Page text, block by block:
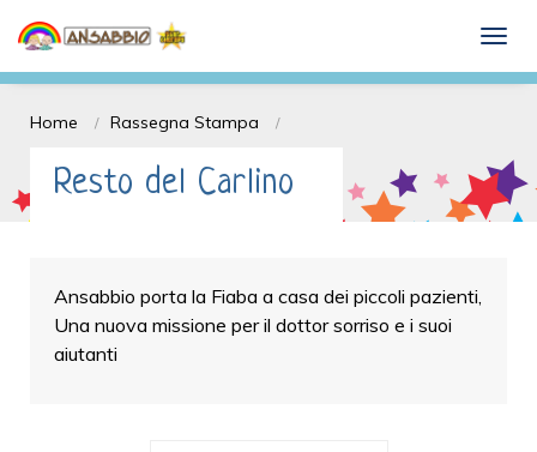
Dona il 5 x mille e Sostieni l'ANSABBIO
onlus
Home Rassegna Stampa
Resto del Carlino
Ansabbio porta la Fiaba a casa dei piccoli pazienti,
Una nuova missione per il dottor sorriso e i suoi
aiutanti